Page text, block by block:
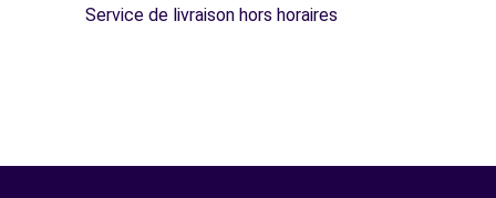
Service de livraison hors horaires